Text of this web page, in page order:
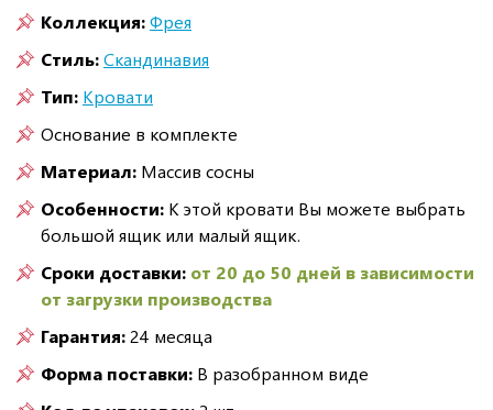
Коллекция:Фрея
Стиль:Скандинавия
Тип: Кровати
Основание в комплекте
Материал: Массив сосны
Особенности: К этой кровати Вы можете выбрать
большой ящик или малый ящик.
Сроки доставки: от 20 до 50 дней в зависимости
от загрузки производства
Гарантия:24 месяца
Форма поставки: В разобранном виде